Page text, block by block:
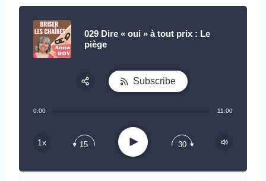
029 Dire « oui » à tout prix : Le
piège
0:00 11:00
1x 15 Play 30
Subscribe